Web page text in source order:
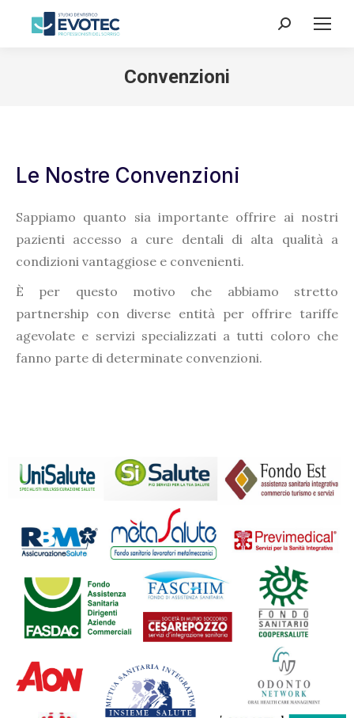
Convenzioni
Le Nostre Convenzioni
Sappiamo quanto sia importante offrire ai nostri
pazienti accesso a cure dentali di alta qualità a
condizioni vantaggiose e convenienti.
È per questo motivo che abbiamo stretto
partnership con diverse entità per offrire tariffe
agevolate e servizi specializzati a tutti coloro che
fanno parte di determinate convenzioni.